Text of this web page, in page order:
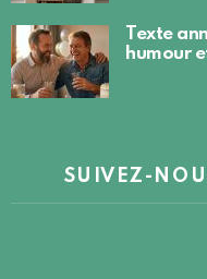
Texte
humour
SUIVEZ-